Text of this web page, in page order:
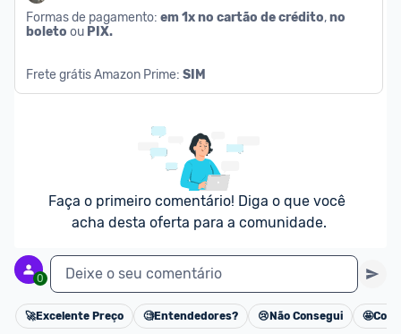
Formas de pagamento: em 1x no cartão de crédito, no
boleto ou PIX.
Frete grátis Amazon Prime: SIM
Faça o primeiro comentário! Diga o que você
acha desta oferta para a comunidade.
0 Deixe o seu comentário
Cancelar
🚀Excelente Preço 🧐Entendedores? 😢 Não Consegui 🤩